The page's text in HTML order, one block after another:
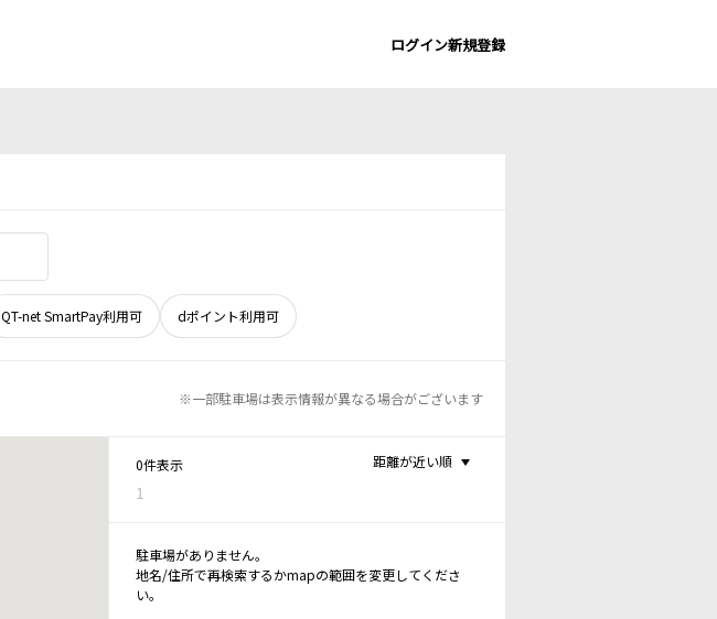
ログイン新規登録
QT-net SmartPay利用可 dポイント利用可
※一部駐車場は表示情報が異なる場合がございます
0件表示
1
距離が近い順
駐車場がありません。
地名/住所で再検索するかmapの範囲を変更してくださ
い。